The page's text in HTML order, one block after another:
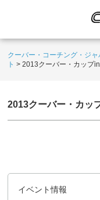
クーバー・コーチング・ジャ
ト >2013クーバー・カップ
2013クーバー・カッ
イベント情報